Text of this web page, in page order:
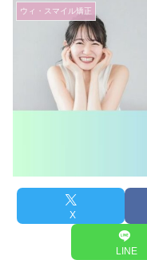
ウィ・スマイル矯正
X
LINE